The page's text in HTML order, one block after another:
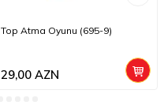
Top Atma Oyunu (695-9)
29,00AZN